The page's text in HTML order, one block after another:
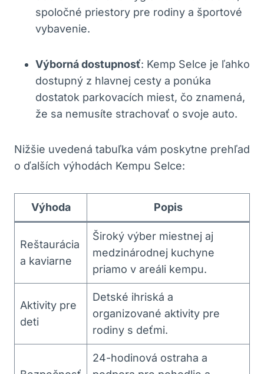
spoločné priestory pre rodiny a športové
vybavenie.
Výborná dostupnosť: Kemp Selce je ľahko
dostupný z hlavnej cesty a ponúka
dostatok parkovacích miest, čo znamená,
že sa nemusíte strachovať o svoje auto.
Nižšie uvedená tabuľka vám poskytne prehľad
o ďalších výhodách Kempu Selce:
Výhoda Popis
Reštaurácia
a kaviarne
Široký výber miestnej aj
medzinárodnej kuchyne
priamo v areáli kempu.
Aktivity pre
deti
Detské ihriská a
organizované aktivity pre
rodiny s deťmi.
24-hodinová ostraha a